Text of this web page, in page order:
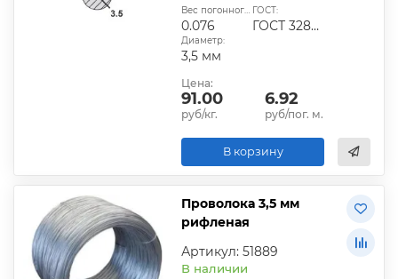
Вес погонного метра, кг:
0.076
ГОСТ:
ГОСТ 3282-74
Диаметр:
3,5 мм
Цена:
91.00
руб/кг.
6.92
руб/пог. м.
В корзину
Проволока 3,5 мм
рифленая
Артикул: 51889
В наличии